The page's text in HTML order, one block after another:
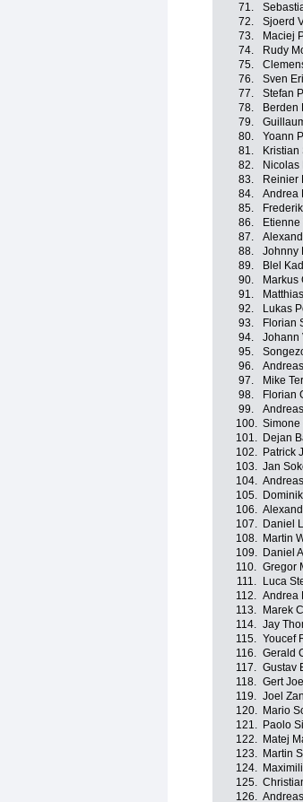
71.
72.
Sjoerd
73.
Maciej
74.
Rudy
75.
76.
Sven
77.
Stefan
78.
Berden
79.
80.
Yoann
81.
Kristian
82.
Nicolas
83.
Reinier
84.
Andrea
85.
86.
87.
88.
Johnny
89.
Blel
90.
Markus
91.
92.
Lukas
93.
Florian
94.
Johann
95.
96.
97.
Mike
98.
Florian
99.
100. Simone
101.
Dejan
102.
Patrick
103. Jan
104.
105.
106.
107.
Daniel
108.
Martin
109.
Daniel
110. Gregor
111.
Luca
112. Andrea
113.
Marek
114. Jay
115. Youcef
116. Gerald
117. Gustav
118. Gert
119. Joel
120.
Mario
121.
Paolo
122.
Matej
123.
Martin
124.
125.
126.